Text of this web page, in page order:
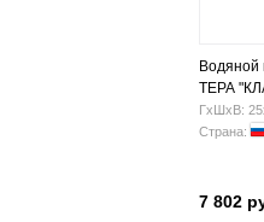
Водяной
ТЕРА
500х500
ГхШхВ:
Страна:
7 802